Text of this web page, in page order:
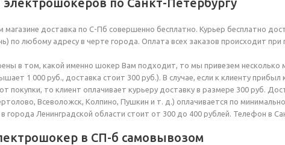
магазине доставка по С-Пб совершенно бесплатно. Курьер бесплатно
по любому адресу в черте города. Оплата всех заказов происходит при
в том, какой именно шокер Вам подходит, то мы привезем несколько
1 000 руб., доставка стоит 300 руб.). В случае, если к клиенту
покупки, то клиент оплачивает курьеру доставку в размере 300 руб.
Всеволожск, Колпино, Пушкин и т. д.) оплачивается по
города Ленинградской области стоит от 300 до 400 рублей. Телефон в
в СП-б самовывозом